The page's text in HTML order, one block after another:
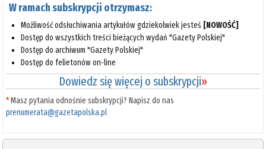
W ramach subskrypcji otrzymasz:
Możliwość odsłuchiwania artykułów gdziekolwiek jesteś [NOWOŚĆ]
Dostęp do wszystkich treści bieżących wydań "Gazety Polskiej"
Dostęp do archiwum "Gazety Polskiej"
Dostęp do felietonów on-line
Dowiedz się więcej o subskrypcji»
*Masz pytania odnośnie subskrypcji? Napisz do nas
prenumerata@gazetapolska.pl